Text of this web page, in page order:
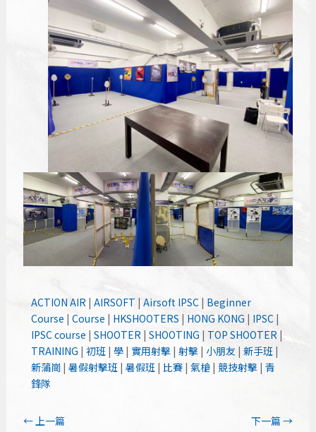
ACTION AIR |AIRSOFT |Airsoft IPSC | Beginner
Course |Course | HKSHOOTERS | HONG KONG | IPSC |
IPSC course |SHOOTER |SHOOTING | TOP SHOOTER |
TRAINING |初班 | 學 | 實用射擊 |射擊 | 小朋友 |新手班 |
新蒲崗 |暑假射擊班 |暑假班 | 比賽 |氣槍 | 競技射擊 |青
鋒隊
← 上一篇 下一篇→